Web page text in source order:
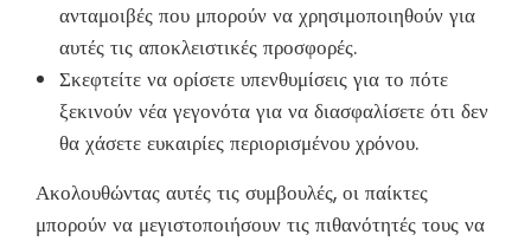
ανταμοιβές που μπορούν να χρησιμοποιηθούν για
αυτές τις αποκλειστικές προσφορές.
Σκεφτείτε να ορίσετε υπενθυμίσεις για το πότε
ξεκινούν νέα γεγονότα για να διασφαλίσετε ότι δεν
θα χάσετε ευκαιρίες περιορισμένου χρόνου.
Ακολουθώντας αυτές τις συμβουλές, οι παίκτες
μπορούν να μεγιστοποιήσουν τις πιθανότητές τους να